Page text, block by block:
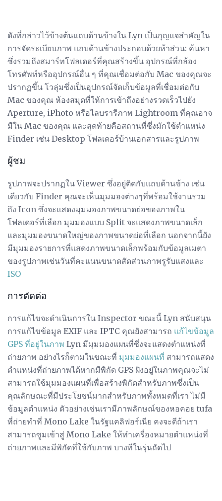
ดังที่กล่าวไว้ข้างต้นแถบด้านข้างใน Lyn เป็นกุญแจสำคัญใน
การจัดระเบียบภาพ แถบด้านข้างประกอบด้วยห้าส่วน: ค้นหา
ซึ่งรวมถึงสมาร์ทโฟลเดอร์ที่คุณสร้างขึ้น อุปกรณ์ที่กล้อง
โทรศัพท์หรืออุปกรณ์อื่น ๆ ที่คุณเชื่อมต่อกับ Mac ของคุณจะ
ปรากฏขึ้น โวลุ่มซึ่งเป็นอุปกรณ์จัดเก็บข้อมูลที่เชื่อมต่อกับ
Mac ของคุณ ห้องสมุดที่ให้การเข้าถึงอย่างรวดเร็วไปยัง
Aperture, iPhoto หรือไลบรารีภาพ Lightroom ที่คุณอาจ
มีใน Mac ของคุณ และสุดท้ายคือสถานที่ซึ่งมักใช้ตำแหน่ง
Finder เช่น Desktop โฟลเดอร์บ้านเอกสารและรูปภาพ
ผู้ชม
รูปภาพจะปรากฏใน Viewer ซึ่งอยู่ติดกับแถบด้านข้าง เช่น
เดียวกับ Finder คุณจะเห็นมุมมองต่างๆที่พร้อมใช้งานรวม
ถึง Icon ซึ่งจะแสดงมุมมองภาพขนาดย่อของภาพใน
โฟลเดอร์ที่เลือก มุมมองแบบ Split จะแสดงภาพขนาดเล็ก
และมุมมองขนาดใหญ่ของภาพขนาดย่อที่เลือก นอกจากนี้ยัง
มีมุมมองรายการที่แสดงภาพขนาดเล็กพร้อมกับข้อมูลเมตา
ของรูปภาพเช่นวันที่คะแนนขนาดสัดส่วนภาพรูรับแสงและ
ISO
การตัดต่อ
การแก้ไขจะดำเนินการใน Inspector ขณะนี้ Lyn สนับสนุน
การแก้ไขข้อมูล EXIF ​​และ IPTC คุณยังสามารถ แก้ไขข้อมูล
GPS ที่อยู่ในภาพ Lyn มีมุมมองแผนที่ซึ่งจะแสดงตำแหน่งที่
ถ่ายภาพ อย่างไรก็ตามในขณะที่ มุมมองแผนที่ สามารถแสดง
ตำแหน่งที่ถ่ายภาพได้หากมีพิกัด GPS ฝังอยู่ในภาพคุณจะไม่
สามารถใช้มุมมองแผนที่เพื่อสร้างพิกัดสำหรับภาพซึ่งเป็น
คุณลักษณะที่มีประโยชน์มากสำหรับภาพทั้งหมดที่เรา ไม่มี
ข้อมูลตำแหน่ง ตัวอย่างเช่นเรามีภาพลักษณ์ของหอคอย tufa
ที่ถ่ายทำที่ Mono Lake ในรัฐแคลิฟอร์เนีย คงจะดีถ้าเรา
สามารถซูมเข้าสู่ Mono Lake ให้ทำเครื่องหมายตำแหน่งที่
ถ่ายภาพและมีพิกัดที่ใช้กับภาพ บางทีในรุ่นถัดไป